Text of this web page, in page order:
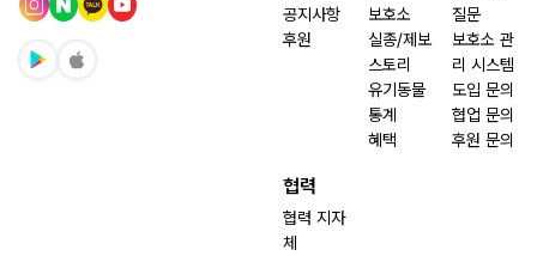
공지사항
후원
보호소
실종/제보
스토리
유기동물
통계
혜택
질문
보호소 관
리 시스템
도입 문의
협업 문의
후원 문의
협력
협력 지자
체